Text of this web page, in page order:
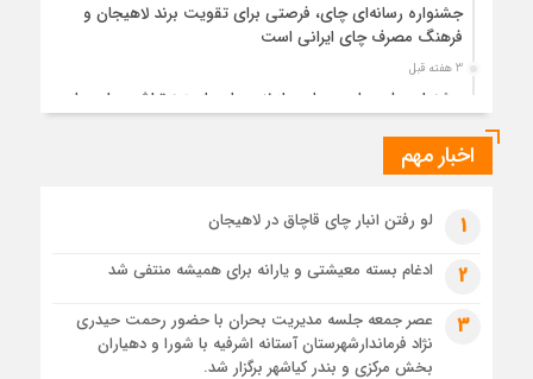
جشنواره رسانه‌ای چای، فرصتی برای تقویت برند لاهیجان و
فرهنگ مصرف چای ایرانی است
3 هفته قبل
جشنواره ملی چای، حمایت از لاهیجان یا هزینه‌تراشی برای چای
3 هفته قبل
3 هفته قبل
رئوف
تصاویر هوایی مراسم تشییع پیکر مطهر آقای شهید ایران – مشهد
اخبار مهم
1 لو رفتن انبار چای قاچاق در لاهیجان
2 ادغام بسته معیشتی و یارانه برای همیشه منتفی شد
3
عصر جمعه جلسه مدیریت بحران با حضور رحمت حیدری
نژاد فرماندارشهرستان آستانه اشرفیه با شورا و دهیاران
بخش مرکزی و بندر کیاشهر برگزار شد.